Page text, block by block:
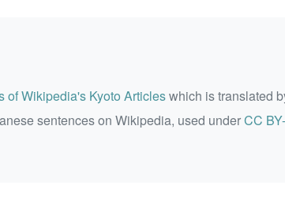
Wikipedia's Kyoto Articleswhich is translated
sentences on Wikipedia, used underCC